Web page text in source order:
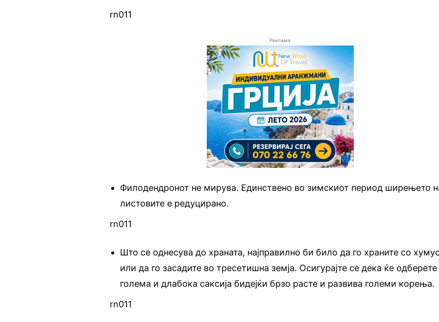
rn011
Реклама
Филодендронот не мирува. Единствено во зимскиот период ширењето
листовите е редуцирано.
rn011
Што се однесува до храната, најправилно би било да го храните со
или да го засадите во тресетишна земја. Осигурајте се дека ќе одберете
голема и длабока саксија бидејќи брзо расте и развива големи корења.
rn011